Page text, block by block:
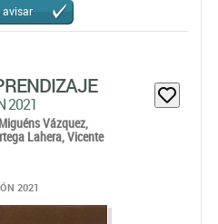
avisar
2021
Vázquez,
Lahera,Vicente
2021